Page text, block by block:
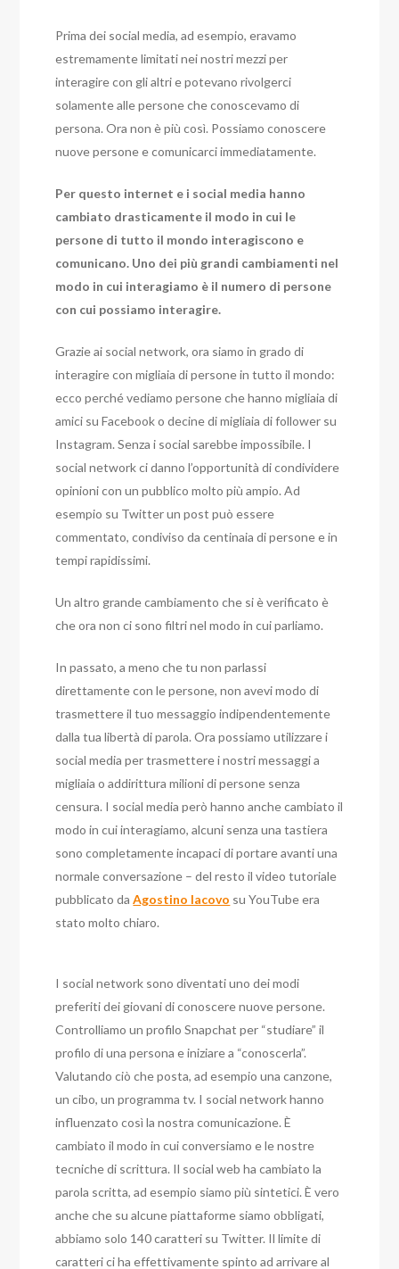
Prima dei social media, ad esempio, eravamo
estremamente limitati nei nostri mezzi per
interagire con gli altri e potevano rivolgerci
solamente alle persone che conoscevamo di
persona. Ora non è più così. Possiamo conoscere
nuove persone e comunicarci immediatamente.
Per questo internet e i social media hanno
cambiato drasticamente il modo in cui le
persone di tutto il mondo interagiscono e
comunicano. Uno dei più grandi cambiamenti nel
modo in cui interagiamo è il numero di persone
con cui possiamo interagire.
Grazie ai social network, ora siamo in grado di
interagire con migliaia di persone in tutto il mondo:
ecco perché vediamo persone che hanno migliaia di
amici su Facebook o decine di migliaia di follower su
Instagram. Senza i social sarebbe impossibile. I
social network ci danno l’opportunità di condividere
opinioni con un pubblico molto più ampio. Ad
esempio su Twitter un post può essere
commentato, condiviso da centinaia di persone e in
tempi rapidissimi.
Un altro grande cambiamento che si è verificato è
che ora non ci sono filtri nel modo in cui parliamo.
In passato, a meno che tu non parlassi
direttamente con le persone, non avevi modo di
trasmettere il tuo messaggio indipendentemente
dalla tua libertà di parola. Ora possiamo utilizzare i
social media per trasmettere i nostri messaggi a
migliaia o addirittura milioni di persone senza
censura. I social media però hanno anche cambiato il
modo in cui interagiamo, alcuni senza una tastiera
sono completamente incapaci di portare avanti una
normale conversazione – del resto il video tutoriale
pubblicato daAgostino Iacovo su YouTube era
stato molto chiaro.
I social network sono diventati uno dei modi
preferiti dei giovani di conoscere nuove persone.
Controlliamo un profilo Snapchat per “studiare” il
profilo di una persona e iniziare a “conoscerla”.
Valutando ciò che posta, ad esempio una canzone,
un cibo, un programma tv. I social network hanno
influenzato così la nostra comunicazione. È
cambiato il modo in cui conversiamo e le nostre
tecniche di scrittura. Il social web ha cambiato la
parola scritta, ad esempio siamo più sintetici. È vero
anche che su alcune piattaforme siamo obbligati,
abbiamo solo 140 caratteri su Twitter. Il limite di
caratteri ci ha effettivamente spinto ad arrivare al